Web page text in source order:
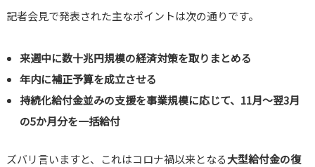
記者会見で発表された主なポイントは次の通りです。
来週中に数十兆円規模の経済対策を取りまとめる
年内に補正予算を成立させる
持続化給付金並みの支援を事業規模に応じて、11月〜翌3月
の5か月分を一括給付
ズバリ言いますと、これはコロナ禍以来となる大型給付金の復